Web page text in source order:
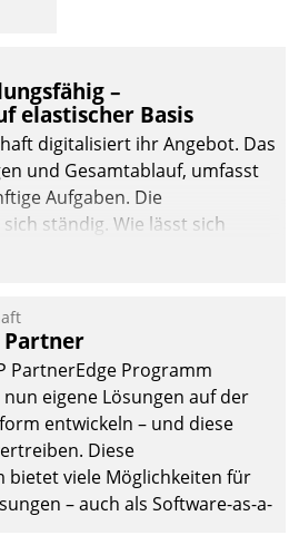
–
elastischer Basis
digitalisiert ihr Angebot. Das
und Gesamtablauf, umfasst
Aufgaben. Die
ständig. Wie lässt sich
wahren und zugleich Freiraum
Partner
PartnerEdge Programm
eigene Lösungen auf der
entwickeln – und diese
Diese
viele Möglichkeiten für
– auch als Software-as-a-